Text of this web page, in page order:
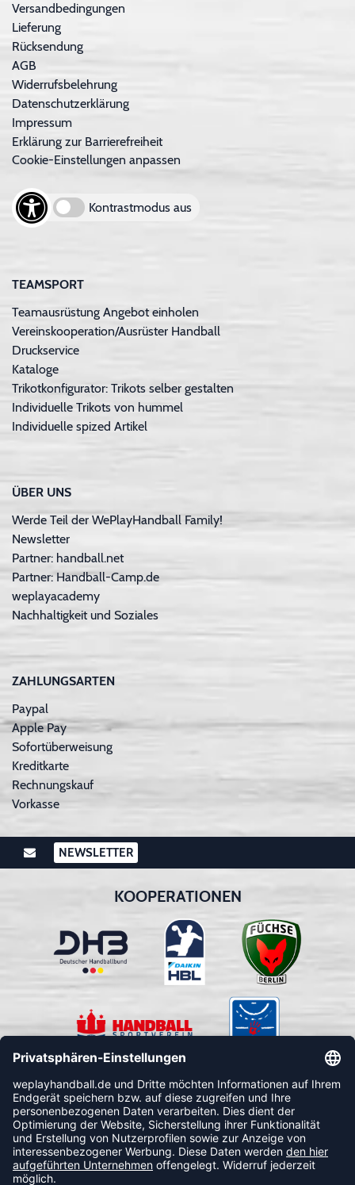
Versandbedingungen
Lieferung
Rücksendung
AGB
Widerrufsbelehrung
Datenschutzerklärung
Impressum
Erklärung zur Barrierefreiheit
Cookie-Einstellungen anpassen
Kontrastmodus aus
TEAMSPORT
Teamausrüstung Angebot einholen
Vereinskooperation/Ausrüster Handball
Druckservice
Kataloge
Trikotkonfigurator: Trikots selber gestalten
Individuelle Trikots von hummel
Individuelle spized Artikel
ÜBER UNS
Werde Teil der WePlayHandball Family!
Newsletter
Partner: handball.net
Partner: Handball-Camp.de
weplayacademy
Nachhaltigkeit und Soziales
ZAHLUNGSARTEN
Paypal
Apple Pay
Sofortüberweisung
Kreditkarte
Rechnungskauf
Vorkasse
NEWSLETTER
KOOPERATIONEN
FOLLOW US